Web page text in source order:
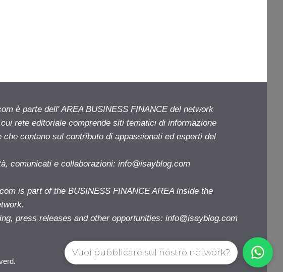
è parte dell' AREA BUSINESS FINANCE del network
rete editoriale comprende siti tematici di informazione
che contano sul contributo di appassionati ed esperti del
comunicati e collaborazioni: info@isayblog.com
is part of the BUSINESS FINANCE AREA inside the
network.
press releases and other opportunities: info@isayblog.com
Vuoi pubblicare sul nostro network?